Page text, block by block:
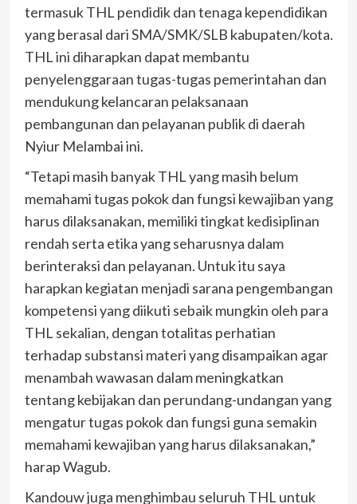
termasuk THL pendidik dan tenaga kependidikan
yang berasal dari SMA/SMK/SLB kabupaten/kota.
THL ini diharapkan dapat membantu
penyelenggaraan tugas-tugas pemerintahan dan
mendukung kelancaran pelaksanaan
pembangunan dan pelayanan publik di daerah
Nyiur Melambai ini.
“Tetapi masih banyak THL yang masih belum
memahami tugas pokok dan fungsi kewajiban yang
harus dilaksanakan, memiliki tingkat kedisiplinan
rendah serta etika yang seharusnya dalam
berinteraksi dan pelayanan. Untuk itu saya
harapkan kegiatan menjadi sarana pengembangan
kompetensi yang diikuti sebaik mungkin oleh para
THL sekalian, dengan totalitas perhatian
terhadap substansi materi yang disampaikan agar
menambah wawasan dalam meningkatkan
tentang kebijakan dan perundang-undangan yang
mengatur tugas pokok dan fungsi guna semakin
memahami kewajiban yang harus dilaksanakan,”
harap Wagub.
Kandouw juga menghimbau seluruh THL untuk